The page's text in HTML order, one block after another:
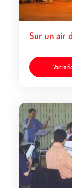
Sur un air
Voir la